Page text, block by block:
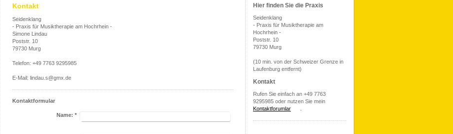
Kontakt
Seidenklang
- Praxis für Musiktherapie am Hochrhein -
Simone Lindau
Poststr. 10
79730 Murg
Telefon: +49 7763 9295985
E-Mail: lindau.s@gmx.de
Kontaktformular
Name: *
Hier finden Sie die Praxis
Seidenklang
- Praxis für Musiktherapie am
Hochrhein -
Poststr. 10
79730 Murg
(10 min. von der Schweizer Grenze in
Laufenburg entfernt)
Kontakt
Rufen Sie einfach an +49 7763
9295985 oder nutzen Sie mein
Kontaktforumlar